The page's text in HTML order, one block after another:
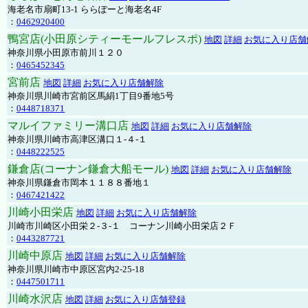
海老名市扇町13-1 ららぽーと海老名4F
： 0462920400
鴨宮店(小田原シティーモールフレスポ) 地図 詳細 お気に入り店
神奈川県小田原市前川１２０
： 0465452345
宮前店 地図 詳細 お気に入り店舗解除
神奈川県川崎市宮前区馬絹1丁目9番地5号
： 0448718371
マルイファミリー溝口店 地図 詳細 お気に入り店舗解除
神奈川県川崎市高津区溝口１-４-１
： 0448222525
鎌倉店(コーナン鎌倉大船モール) 地図 詳細 お気に入り店舗解除
神奈川県鎌倉市岡本１１８８番地１
： 0467421422
川崎小田栄店 地図 詳細 お気に入り店舗解除
川崎市川崎区小田栄２‐３‐１ コーナン川崎小田栄店２Ｆ
： 0443287721
川崎中原店 地図 詳細 お気に入り店舗解除
神奈川県川崎市中原区宮内2-25-18
： 0447501711
川崎水沢店 地図 詳細 お気に入り店舗登録